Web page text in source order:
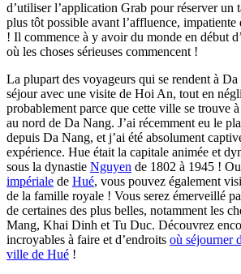
d’utiliser l’application Grab pour réserver un
plus tôt possible avant l’affluence, impatiente
! Il commence à y avoir du monde en début
où les choses sérieuses commencent !
La plupart des voyageurs qui se rendent à
séjour avec une visite de Hoi An, tout en
probablement parce que cette ville se trouve
au nord de Da Nang. J’ai récemment eu le
depuis Da Nang, et j’ai été absolument
expérience. Hue était la capitale animée et
sous la dynastie Nguyen de 1802 à 1945 !
impériale de Hué, vous pouvez également
de la famille royale ! Vous serez émerveillé
de certaines des plus belles, notamment les
Mang, Khai Dinh et Tu Duc. Découvrez
incroyables à faire et d’endroits où séjourner
ville de Hué !